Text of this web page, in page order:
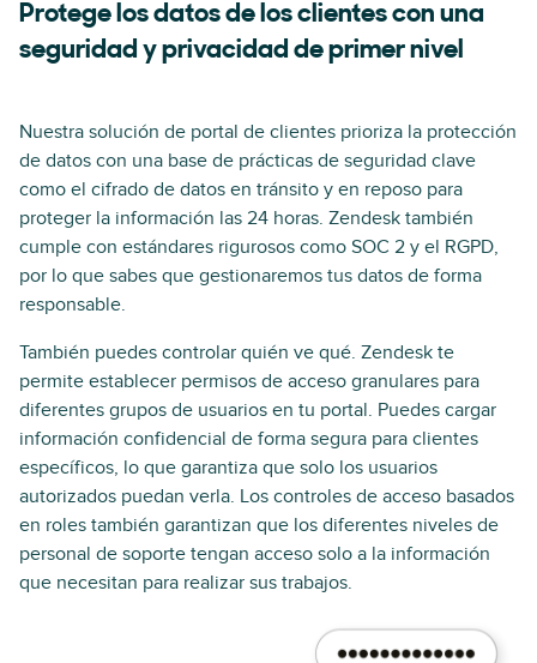
Protege los datos de los clientes con una
seguridad y privacidad de primer nivel
Nuestra solución de portal de clientes prioriza la protección
de datos con una base de prácticas de seguridad clave
como el cifrado de datos en tránsito y en reposo para
proteger la información las 24 horas. Zendesk también
cumple con estándares rigurosos como SOC 2 y el RGPD,
por lo que sabes que gestionaremos tus datos de forma
responsable.
También puedes controlar quién ve qué. Zendesk te
permite establecer permisos de acceso granulares para
diferentes grupos de usuarios en tu portal. Puedes cargar
información confidencial de forma segura para clientes
específicos, lo que garantiza que solo los usuarios
autorizados puedan verla. Los controles de acceso basados
en roles también garantizan que los diferentes niveles de
personal de soporte tengan acceso solo a la información
que necesitan para realizar sus trabajos.